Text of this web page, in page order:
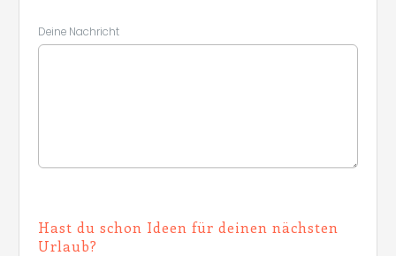
Deine Nachricht
Hast du schon Ideen für deinen nächsten
Urlaub?